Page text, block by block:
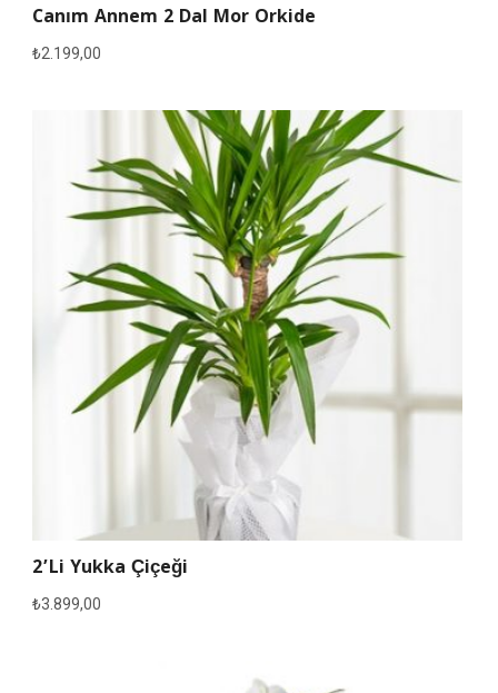
Canım Annem 2 Dal Mor Orkide
₺2.199,00
2’li Yukka Çiçeği
₺3.899,00